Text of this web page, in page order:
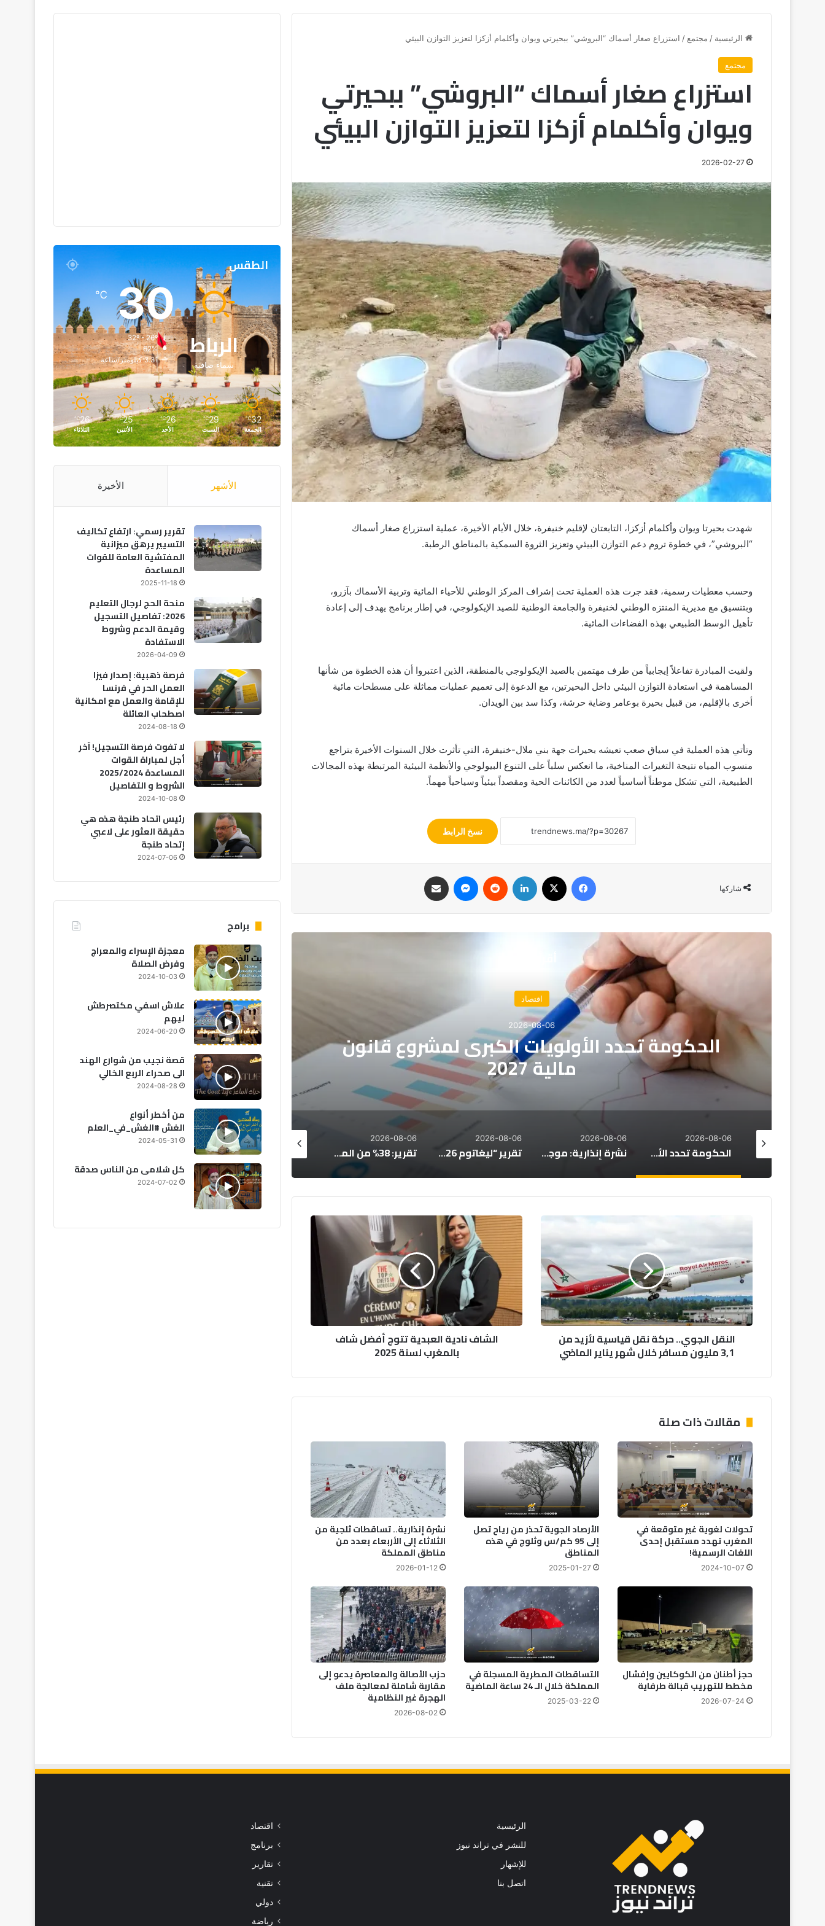
الرئيسية / مجتمع / استزراع صغار أسماك “البروشي” ببحيرتي ويوان وأكلمام أزكزا لتعزيز التوازن البيئي
مجتمع
استزراع صغار أسماك “البروشي” ببحيرتي
ويوان وأكلمام أزكزا لتعزيز التوازن البيئي
2026-02-27
شهدت بحيرتا ويوان وأكلمام أزكزا، التابعتان لإقليم خنيفرة، خلال الأيام الأخيرة، عملية استزراع صغار أسماك
“البروشي”، في خطوة تروم دعم التوازن البيئي وتعزيز الثروة السمكية بالمناطق الرطبة.
وحسب معطيات رسمية، فقد جرت هذه العملية تحت إشراف المركز الوطني للأحياء المائية وتربية الأسماك بآزرو،
وبتنسيق مع مديرية المنتزه الوطني لخنيفرة والجامعة الوطنية للصيد الإيكولوجي، في إطار برنامج يهدف إلى إعادة
تأهيل الوسط الطبيعي بهذه الفضاءات المائية.
ولقيت المبادرة تفاعلاً إيجابياً من طرف مهتمين بالصيد الإيكولوجي بالمنطقة، الذين اعتبروا أن هذه الخطوة من شأنها
المساهمة في استعادة التوازن البيئي داخل البحيرتين، مع الدعوة إلى تعميم عمليات مماثلة على مسطحات مائية
أخرى بالإقليم، من قبيل بحيرة بوعامر وضاية حرشة، وكذا سد بين الويدان.
وتأتي هذه العملية في سياق صعب تعيشه بحيرات جهة بني ملال-خنيفرة، التي تأثرت خلال السنوات الأخيرة بتراجع
منسوب المياه نتيجة التغيرات المناخية، ما انعكس سلباً على التنوع البيولوجي والأنظمة البيئية المرتبطة بهذه المجالات
الطبيعية، التي تشكل موطناً أساسياً لعدد من الكائنات الحية ومقصداً بيئياً وسياحياً مهماً.
نسخ الرابط
شاركها
فيسبوك لينكدإن ماسنجر
اقتصاد
2026-08-06
الحكومة تحدد الأولويات الكبرى لمشروع قانون
مالية 2027 رعدية بعدد من
المغرب: أجواء حارة وزخات مطرية متوقعة يوم الجمعة
2026-08-06
الحكومة تحدد الأولويات الكبرى لمشروع قانون مالية 2027
2026-08-06
نشرة إنذارية: موجة حر تصل إلى 47 درجة وزخات رعدية بعدد من مناطق المملكة
2026-08-06
تقرير “ليغاتوم 2026”: المغرب يتقدم اقتصادياً لكن تحديات التعليم والصحة تعرقل الازدهار
2026-08-06
تقرير: 38% من المغاربة يخصصون أكثر من 40% من دخلهم لسداد القروض
2026-08-06
المختبر الوطني للشرطة العلمية بالمغرب يحصد اعترافًا عالميًا متجددًا
2026-08-06
نقل
قياسية
لأزيد
من
3,1
مليون
مسافر
يناير
النقل الجوي.. حركة نقل قياسية لأزيد من
3,1 مليون مسافر خلال شهر يناير الماضي
الشاف
نادية
العبدية
تتوج
أفضل
شاف
بالمغرب
لسنة
2025
الشاف نادية العبدية تتوج أفضل شاف
بالمغرب لسنة 2025
مقالات ذات صلة
تحولات لغوية غير متوقعة في
المغرب تهدد مستقبل إحدى
اللغات الرسمية!
2024-10-07
الأرصاد الجوية تحذر من رياح تصل
إلى 95 كم/س وثلوج في هذه
المناطق
2025-01-27
نشرة إنذارية.. تساقطات ثلجية من
الثلاثاء إلى الأربعاء بعدد من
مناطق المملكة
2026-01-12
حجز أطنان من الكوكايين وإفشال
مخطط للتهريب قبالة طرفاية
2026-07-24
التساقطات المطرية المسجلة في
المملكة خلال الـ 24 ساعة الماضية
2025-03-22
حزب الأصالة والمعاصرة يدعو إلى
مقاربة شاملة لمعالجة ملف
الهجرة غير النظامية
2026-08-02
الطقس
الرباط
سماء صافية
30
℃
32º - 26º
62%
3.31 كيلومتر/ساعة
32
℃
الجمعة
29
℃
السبت
26
℃
الأحد
25
℃
الأثنين
26
℃
الثلاثاء
الأشهر الأخيرة
تقرير رسمي: ارتفاع تكاليف
التسيير يرهق ميزانية
المفتشية العامة للقوات
المساعدة
2025-11-18
منحة الحج لرجال التعليم
2026: تفاصيل التسجيل
وقيمة الدعم وشروط
الاستفادة
2026-04-09
فرصة ذهبية: إصدار فيزا
العمل الحر في فرنسا
للإقامة والعمل مع امكانية
اصطحاب العائلة
2024-08-18
لا تفوت فرصة التسجيل! آخر
أجل لمباراة القوات
المساعدة 2025/2024
الشروط و التفاصيل
2024-10-08
رئيس اتحاد طنجة هذه هي
حقيقة العثور على لاعبي
إتحاد طنجة
2024-07-06
برامج
معجزة الإسراء والمعراج
وفرض الصلاة
2024-10-03
علاش اسفي مكتصرطش
ليهم
2024-06-20
قصة نجيب من شوارع الهند
الى صحراء الربع الخالي
2024-08-28
من أخطر أنواع
الغش #الغش_في_العلم
2024-05-31
كل سُلامى من الناس صدقة
2024-07-02
الرئيسية
للنشر في تراند نيوز
للإشهار
اتصل بنا
اقتصاد
برنامج
تقارير
تقنية
دولي
رياضة